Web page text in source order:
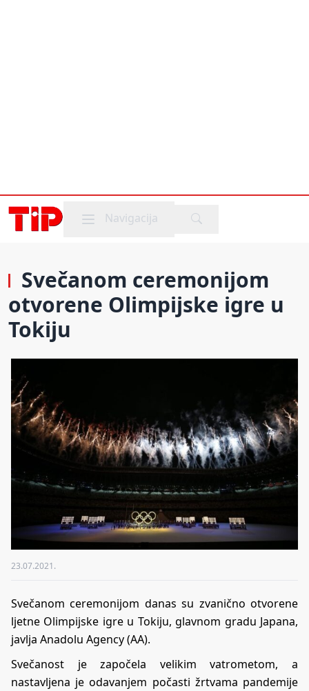
Mobile menu
Navigacija
Svečanom ceremonijom
otvorene Olimpijske igre u
Tokiju
23.07.2021.
Svečanom ceremonijom danas su zvanično otvorene
ljetne Olimpijske igre u Tokiju, glavnom gradu Japana,
javlja Anadolu Agency (AA).
Svečanost je započela velikim vatrometom, a
nastavljena je odavanjem počasti žrtvama pandemije